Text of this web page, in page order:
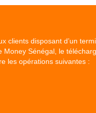
clients disposant d’un
Sénégal, le
les opérations suivantes :